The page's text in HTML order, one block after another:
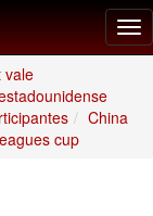
vale
China
cup